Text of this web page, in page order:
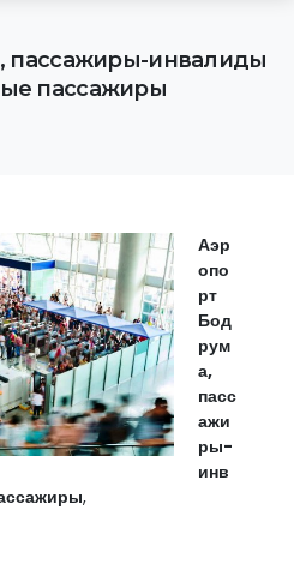
пассажиры-инвалиды
пассажиры
Аэр
опо
рт
Бод
рум
а,
пасс
ажи
ры-
инв
,